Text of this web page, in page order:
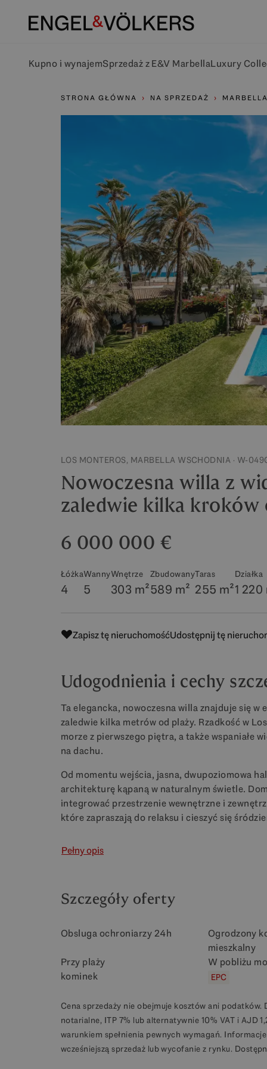
Kupno i wynajemSprzedaż z E&V MarbellaLuxury
STRONA GŁÓWNA NA SPRZEDAŻ
LOS MONTEROS, MARBELLA WSCHODNIA · W-
Nowoczesna willa z
zaledwie kilka kroków
6 000 000 €
Łóżka
4
Wanny
5
Wnętrze
303 m²
Zbudowany
589 m²
Taras
255 m²
Działka
1 220
Zapisz tę nieruchomośćUdostępnij tę
Udogodnienia i cechy
Ta elegancka, nowoczesna willa znajduje się
zaledwie kilka metrów od plaży. Rzadkość w
morze z pierwszego piętra, a także wspaniałe
na dachu.
Od momentu wejścia, jasna, dwupoziomowa
architekturę kąpaną w naturalnym świetle.
integrować przestrzenie wewnętrzne i
które zapraszają do relaksu i cieszyć się
Pełny opis
Szczegóły oferty
Obsluga ochroniarzy 24h
Ogrodzony
mieszkalny
Przy plaży W pobliżu
kominek
EPC
Cena sprzedaży nie obejmuje kosztów ani
notarialne, ITP 7% lub alternatywnie 10% VAT i AJD
warunkiem spełnienia pewnych wymagań.
wcześniejszą sprzedaż lub wycofanie z rynku.